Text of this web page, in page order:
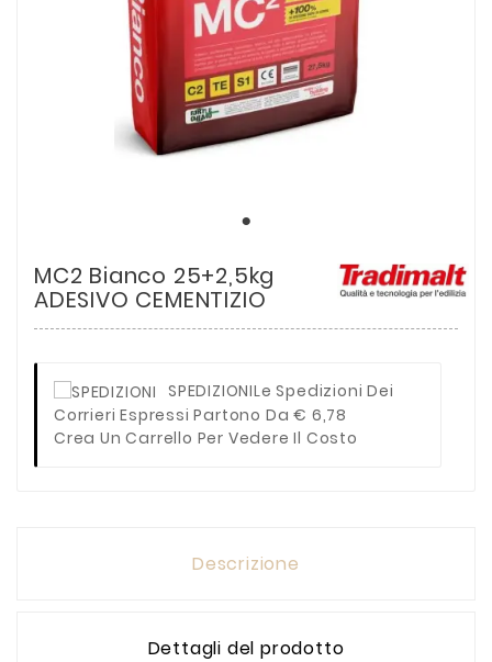
MC2 Bianco 25+2,5kg
ADESIVO CEMENTIZIO
SPEDIZIONILe Spedizioni Dei
Corrieri Espressi Partono Da € 6,78
Crea Un Carrello Per Vedere Il Costo
Descrizione
Dettagli del prodotto